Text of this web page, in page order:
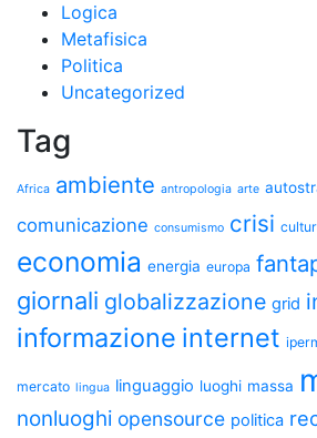
Logica
Metafisica
Politica
Uncategorized
Tag
Africa ambiente antropologia arte
comunicazione consumismo crisi
economia energia europa
giornali globalizzazione grid
informazione internet
mercato lingua linguaggio luoghi massa
nonluoghi opensource politica